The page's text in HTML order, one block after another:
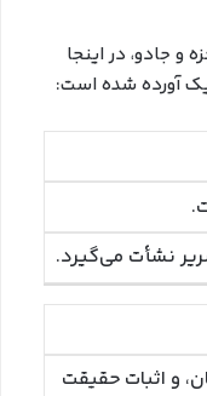
و جادو، در اینجا
آورده شده است:
نشأت می‌گیرد.
و اثبات حقیقت